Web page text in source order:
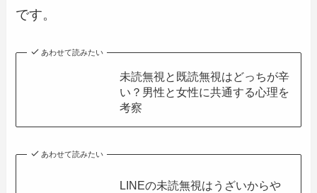
です。
あわせて読みたい
未読無視と既読無視はどっちが辛
い？男性と女性に共通する心理を
考察
あわせて読みたい
LINEの未読無視はうざいからや